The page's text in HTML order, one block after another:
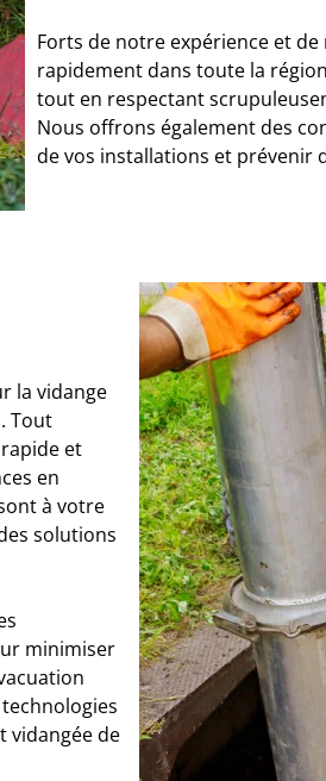
Forts de notre expérience et
rapidement dans toute la
tout en respectant
Nous offrons également des
de vos installations et prévenir
la vidange
Tout
et
en
à votre
solutions
minimiser
vidangée de